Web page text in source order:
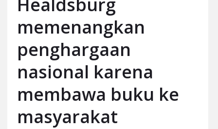
memenangkan
penghargaan
nasional karena
membawa buku ke
masyarakat